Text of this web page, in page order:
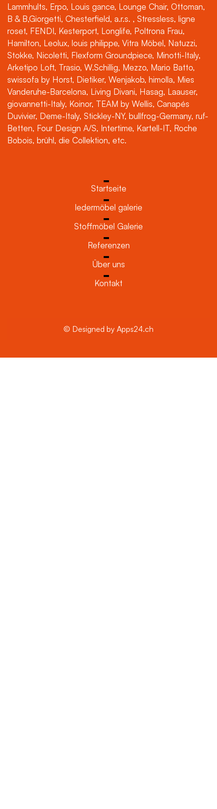
Lammhults, Erpo, Louis gance, Lounge Chair, Ottoman,
B & B,Giorgetti, Chesterfield, a.r.s. , Stressless, ligne
roset, FENDI, Kesterport, Longlife, Poltrona Frau,
Hamilton, Leolux, louis philippe, Vitra Möbel, Natuzzi,
Stokke, Nicoletti, Flexform Groundpiece, Minotti-Italy,
Arketipo Loft, Trasio, W.Schillig, Mezzo, Mario Batto,
swissofa by Horst, Dietiker, Wenjakob, himolla, Mies
Vanderuhe-Barcelona, Living Divani, Hasag, Laauser,
giovannetti-Italy, Koinor, TEAM by Wellis, Canapés
Duvivier, Deme-Italy, Stickley-NY, bullfrog-Germany, ruf-
Betten, Four Design A/S, Intertime, Kartell-IT, Roche
Bobois, brühl, die Collektion, etc.
Startseite
ledermöbel galerie
Stoffmöbel Galerie
Referenzen
Über uns
Kontakt
© Designed by Apps24.ch